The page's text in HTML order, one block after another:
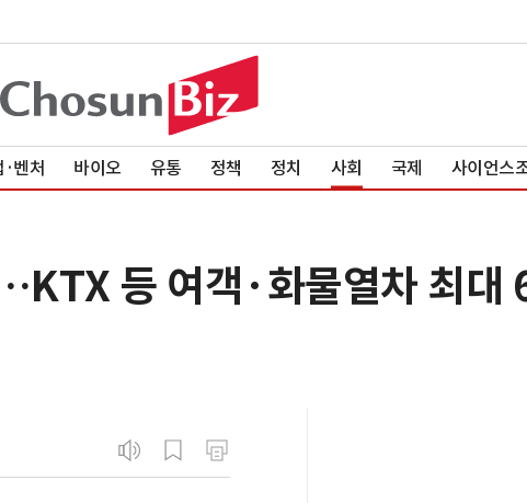
·벤처 바이오 유통 정책 정치 사회 국제 사이언스
등 여객·화물열차 최대